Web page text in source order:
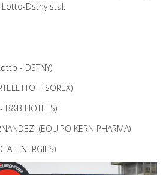
Dstny stal.
- DSTNY)
- ISOREX)
B&B HOTELS)
(EQUIPO KERN PHARMA)